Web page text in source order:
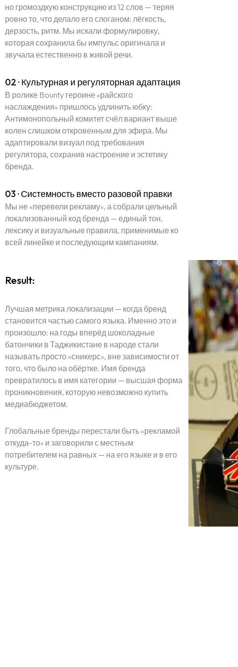
Блог
FAQ
Контакты
но громоздкую конструкцию из 12 слов — теряя
ровно то, что делало его слоганом: лёгкость,
дерзость, ритм. Мы искали формулировку,
которая сохранила бы импульс оригинала и
звучала естественно в живой речи.
02 · Культурная и регуляторная адаптация
В ролике Bounty героине «райского
наслаждения» пришлось удлинить юбку:
Антимонопольный комитет счёл вариант выше
колен слишком откровенным для эфира. Мы
адаптировали визуал под требования
регулятора, сохранив настроение и эстетику
бренда.
03 · Системность вместо разовой правки
Мы не «перевели рекламу», а собрали цельный
локализованный код бренда — единый тон,
лексику и визуальные правила, применимые ко
всей линейке и последующим кампаниям.
Result:
Лучшая метрика локализации — когда бренд
становится частью самого языка. Именно это и
произошло: на годы вперёд шоколадные
батончики в Таджикистане в народе стали
называть просто «сникерс», вне зависимости от
того, что было на обёртке. Имя бренда
превратилось в имя категории — высшая форма
проникновения, которую невозможно купить
медиабюджетом.
Глобальные бренды перестали быть «рекламой
откуда-то» и заговорили с местным
потребителем на равных — на его языке и в его
культуре.